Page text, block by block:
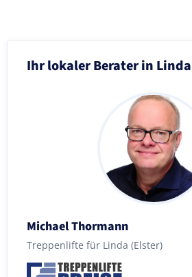
Ihr lokaler Berater in
Michael Thormann
Treppenlifte für Linda (Elster)